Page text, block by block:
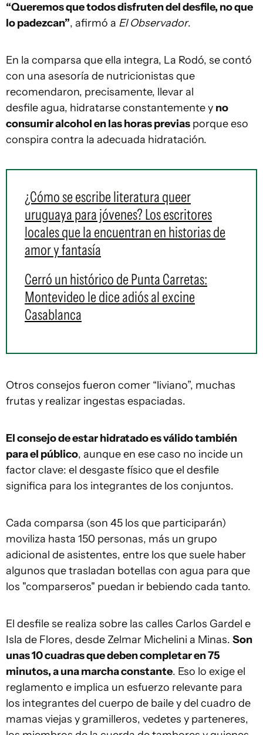
“Queremos que todos disfruten del desfile, no que
lo padezcan”, afirmó a El Observador.
En la comparsa que ella integra, La Rodó, se contó
con una asesoría de nutricionistas que
recomendaron, precisamente, llevar al
desfile agua, hidratarse constantemente y no
consumir alcohol en las horas previas porque eso
conspira contra la adecuada hidratación.
¿Cómo se escribe literatura queer
uruguaya para jóvenes? Los escritores
locales que la encuentran en historias de
amor y fantasía
Cerró un histórico de Punta Carretas:
Montevideo le dice adiós al excine
Casablanca
Otros consejos fueron comer “liviano”, muchas
frutas y realizar ingestas espaciadas.
El consejo de estar hidratado es válido también
para el público, aunque en ese caso no incide un
factor clave: el desgaste físico que el desfile
significa para los integrantes de los conjuntos.
Cada comparsa (son 45 los que participarán)
moviliza hasta 150 personas, más un grupo
adicional de asistentes, entre los que suele haber
algunos que trasladan botellas con agua para que
los "comparseros" puedan ir bebiendo cada tanto.
El desfile se realiza sobre las calles Carlos Gardel e
Isla de Flores, desde Zelmar Michelini a Minas. Son
unas 10 cuadras que deben completar en 75
minutos, a una marcha constante. Eso lo exige el
reglamento e implica un esfuerzo relevante para
los integrantes del cuerpo de baile y del cuadro de
mamas viejas y gramilleros, vedetes y parteneres,